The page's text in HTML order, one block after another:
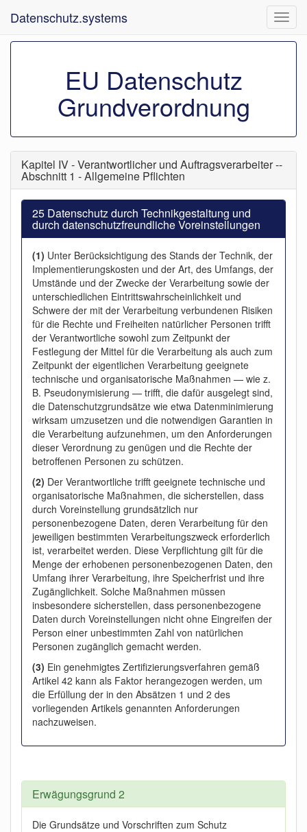
ein-/
Datenschutz.systems
EU Datenschutz
Grundverordnung
Kapitel IV - Verantwortlicher und Auftragsverarbeiter --
Abschnitt 1 - Allgemeine Pflichten
25 Datenschutz durch Technikgestaltung und
durch datenschutzfreundliche Voreinstellungen
(1) Unter Berücksichtigung des Stands der Technik, der
Implementierungskosten und der Art, des Umfangs, der
Umstände und der Zwecke der Verarbeitung sowie der
unterschiedlichen Eintrittswahrscheinlichkeit und
Schwere der mit der Verarbeitung verbundenen Risiken
für die Rechte und Freiheiten natürlicher Personen trifft
der Verantwortliche sowohl zum Zeitpunkt der
Festlegung der Mittel für die Verarbeitung als auch zum
Zeitpunkt der eigentlichen Verarbeitung geeignete
technische und organisatorische Maßnahmen — wie z.
B. Pseudonymisierung — trifft, die dafür ausgelegt sind,
die Datenschutzgrundsätze wie etwa Datenminimierung
wirksam umzusetzen und die notwendigen Garantien in
die Verarbeitung aufzunehmen, um den Anforderungen
dieser Verordnung zu genügen und die Rechte der
betroffenen Personen zu schützen.
(2) Der Verantwortliche trifft geeignete technische und
organisatorische Maßnahmen, die sicherstellen, dass
durch Voreinstellung grundsätzlich nur
personenbezogene Daten, deren Verarbeitung für den
jeweiligen bestimmten Verarbeitungszweck erforderlich
ist, verarbeitet werden. Diese Verpflichtung gilt für die
Menge der erhobenen personenbezogenen Daten, den
Umfang ihrer Verarbeitung, ihre Speicherfrist und ihre
Zugänglichkeit. Solche Maßnahmen müssen
insbesondere sicherstellen, dass personenbezogene
Daten durch Voreinstellungen nicht ohne Eingreifen der
Person einer unbestimmten Zahl von natürlichen
Personen zugänglich gemacht werden.
(3) Ein genehmigtes Zertifizierungsverfahren gemäß
Artikel 42 kann als Faktor herangezogen werden, um
die Erfüllung der in den Absätzen 1 und 2 des
vorliegenden Artikels genannten Anforderungen
nachzuweisen.
Erwägungsgrund 2
Die Grundsätze und Vorschriften zum Schutz